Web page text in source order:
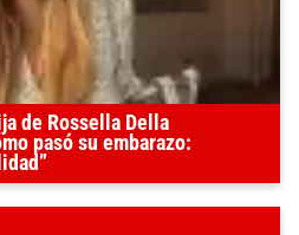
de Rossella Della
pasó su embarazo: